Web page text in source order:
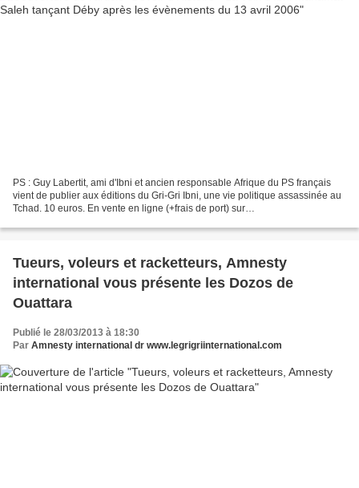
PS : Guy Labertit, ami d'Ibni et ancien responsable Afrique du PS français
vient de publier aux éditions du Gri-Gri Ibni, une vie politique assassinée au
Tchad. 10 euros. En vente en ligne (+frais de port) sur
Tueurs, voleurs et racketteurs, Amnesty
international vous présente les Dozos de
Ouattara
Publié le 28/03/2013 à 18:30
Par Amnesty international dr www.legrigriinternational.com